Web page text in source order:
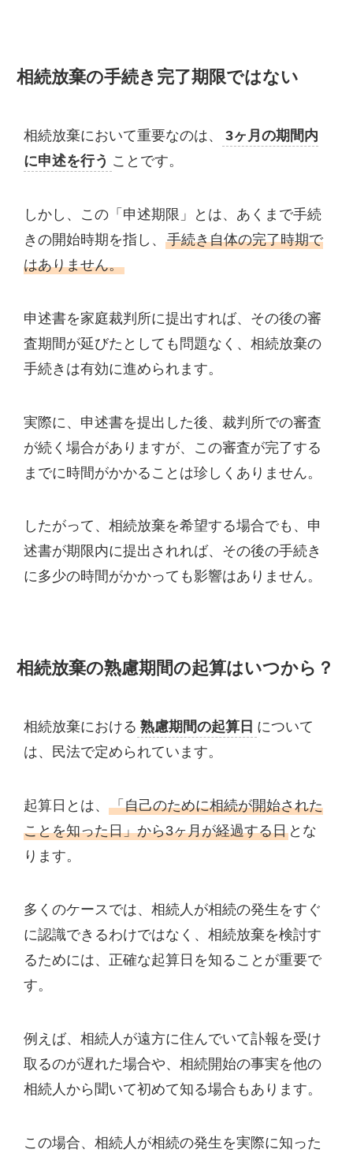
相続放棄の手続き完了期限ではない
相続放棄において重要なのは、
3ヶ月の期間内
に申述を行う ことです。
しかし、この「申述期限」とは、あくまで手続
きの開始時期を指し、 手続き自体の完了時期で
はありません。
申述書を家庭裁判所に提出すれば、その後の審
査期間が延びたとしても問題なく、相続放棄の
手続きは有効に進められます。
実際に、申述書を提出した後、裁判所での審査
が続く場合がありますが、この審査が完了する
までに時間がかかることは珍しくありません。
したがって、相続放棄を希望する場合でも、申
述書が期限内に提出されれば、その後の手続き
に多少の時間がかかっても影響はありません。
相続放棄の熟慮期間の起算はいつから？
相続放棄における 熟慮期間の起算日 について
は、民法で定められています。
起算日とは、 「自己のために相続が開始された
ことを知った日」から3ヶ月が経過する日 とな
ります。
多くのケースでは、相続人が相続の発生をすぐ
に認識できるわけではなく、相続放棄を検討す
るためには、正確な起算日を知ることが重要で
す。
例えば、相続人が遠方に住んでいて訃報を受け
取るのが遅れた場合や、相続開始の事実を他の
相続人から聞いて初めて知る場合もあります。
この場合、相続人が相続の発生を実際に知った